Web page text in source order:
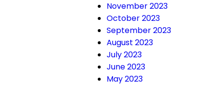
November 2023
October 2023
September 2023
August 2023
July 2023
June 2023
May 2023